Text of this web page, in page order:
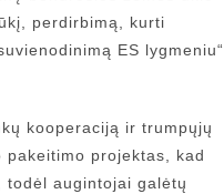
perdirbimą, kurti
ES lygmeniu“,
kooperaciją ir trumpųjų
projektas, kad
todėl augintojai galėtų